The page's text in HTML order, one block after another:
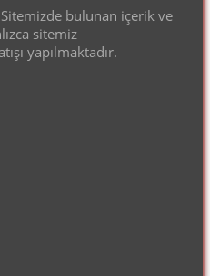
bulunan içerik ve
sitemiz
yapılmaktadır.